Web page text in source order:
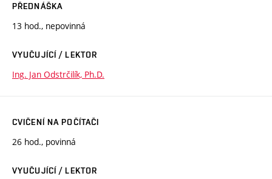
PŘEDNÁŠKA
13 hod., nepovinná
VYUČUJÍCÍ / LEKTOR
Ing. Jan Odstrčilík, Ph.D.
CVIČENÍ NA POČÍTAČI
26 hod., povinná
VYUČUJÍCÍ / LEKTOR